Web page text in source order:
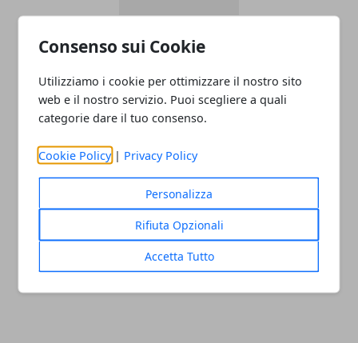
Consenso sui Cookie
Utilizziamo i cookie per ottimizzare il nostro sito
web e il nostro servizio. Puoi scegliere a quali
categorie dare il tuo consenso.
Cookie Policy | Privacy Policy
Personalizza
Rifiuta Opzionali
Accetta Tutto
Aforismi Epicuro
Aforismi Lavoisier
14/12/2008